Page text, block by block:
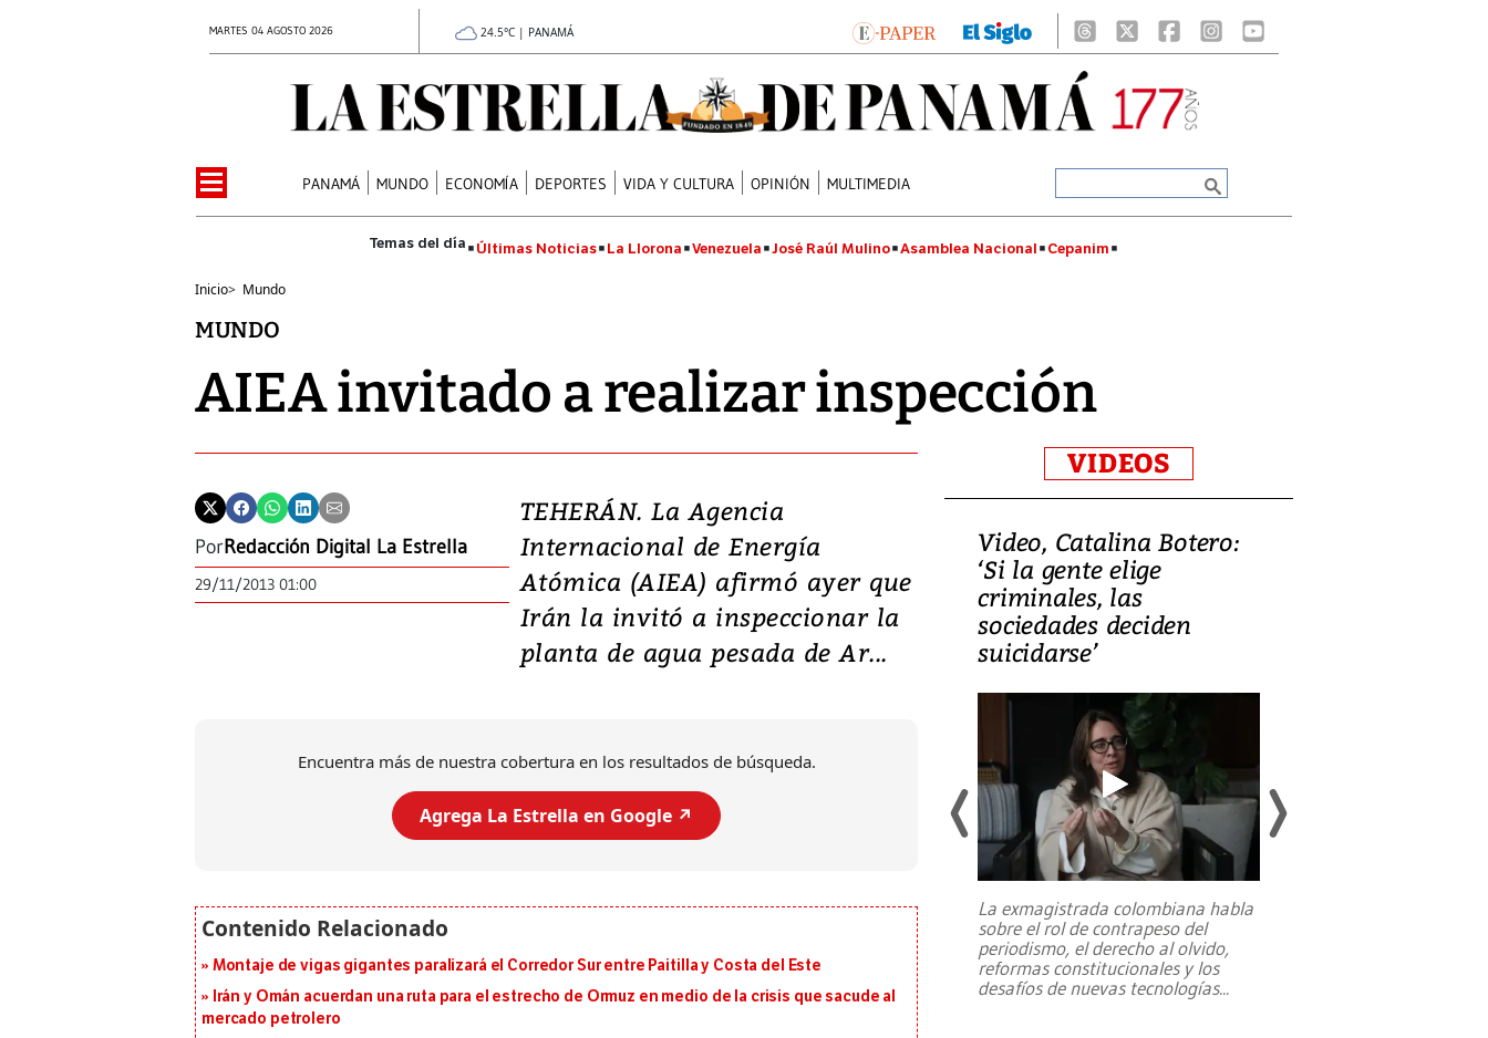
MARTES 04 AGOSTO 2026 24.5°C | PANAMÁ
PANAMÁ MUNDO ECONOMÍA DEPORTES VIDA Y CULTURA OPINIÓN MULTIMEDIA
Últimas Noticias La Llorona Venezuela José Raúl Mulino Asamblea Nacional Cepanim
Inicio> Mundo
MUNDO
AIEA invitado a realizar inspección
PorRedacción Digital La Estrella
29/11/2013 01:00
TEHERÁN. La Agencia
Internacional de Energía
Atómica (AIEA) afirmó ayer que
Irán la invitó a inspeccionar la
planta de agua pesada de Ar...
Encuentra más de nuestra cobertura en los resultados de búsqueda.
Agrega La Estrella en Google ↗️
Montaje de vigas gigantes paralizará el Corredor Sur entre Paitilla y Costa del Este
Irán y Omán acuerdan una ruta para el estrecho de Ormuz en medio de la crisis que sacude al
mercado petrolero
VIDEOS
Video, Japón: Terremoto
deja heridos y graves
daños en Kumamoto
al sur de Japón, provocando una
Video, Catalina Botero:
‘Si la gente elige
criminales, las
sociedades deciden
suicidarse’
La exmagistrada colombiana habla
sobre el rol de contrapeso del
periodismo, el derecho al olvido,
reformas constitucionales y los
desafíos de nuevas tecnologías...